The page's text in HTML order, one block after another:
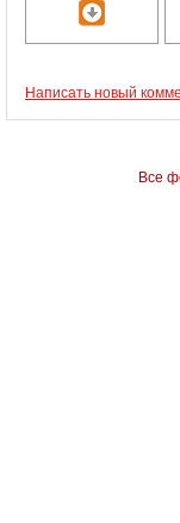
Написать новый
Все